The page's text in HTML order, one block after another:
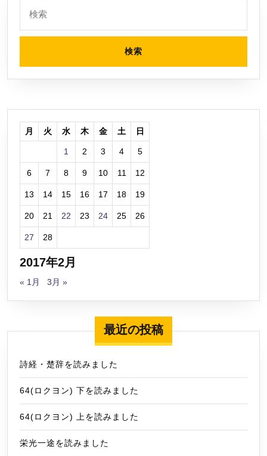
索:
2017年2月
月 火 水 木 金 土 日
1 2 3 4 5
6 7 8 9 10 11 12
13 14 15 16 17 18 19
20 21 22 23 24 25 26
27 28
« 1月 3月 »
最近の投稿
詩経・楚辞を読みました
64(ロクヨン) 下を読みました
64(ロクヨン) 上を読みました
栄光一途を読みました